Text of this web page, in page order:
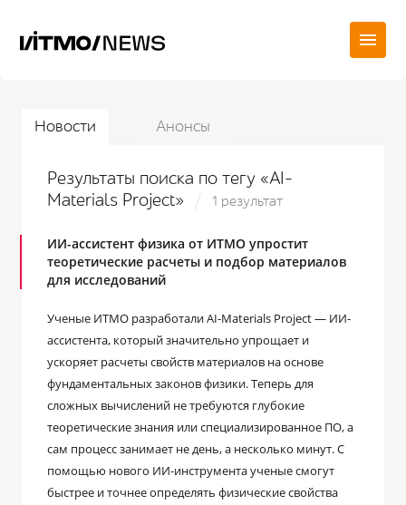
Новости Анонсы
Результаты поиска по тегу «AI-
Materials Project»
1 результат
ИИ-ассистент физика от ИТМО упростит
теоретические расчеты и подбор материалов
для исследований
Ученые ИТМО разработали AI-Materials Project — ИИ-
ассистента, который значительно упрощает и
ускоряет расчеты свойств материалов на основе
фундаментальных законов физики. Теперь для
сложных вычислений не требуются глубокие
теоретические знания или специализированное ПО, а
сам процесс занимает не день, а несколько минут. С
помощью нового ИИ-инструмента ученые смогут
быстрее и точнее определять физические свойства